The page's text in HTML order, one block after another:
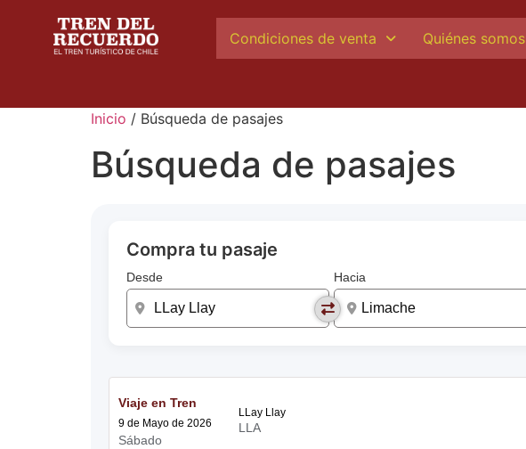
Condiciones de venta Quiénes somos
Inicio / Búsqueda de pasajes
Búsqueda de pasajes
Compra tu pasaje
Desde Hacia
Viaje en Tren
9 de Mayo de 2026
Sábado
LLay Llay
LLA